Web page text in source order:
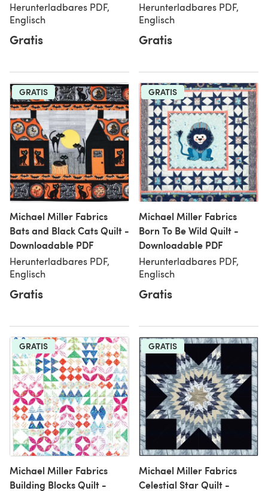
Herunterladbares PDF,
Englisch
Gratis
Herunterladbares PDF,
Englisch
Gratis
GRATIS
Michael Miller Fabrics
Bats and Black Cats Quilt -
Downloadable PDF
Herunterladbares PDF,
Englisch
Gratis
GRATIS
Michael Miller Fabrics
Born To Be Wild Quilt -
Downloadable PDF
Herunterladbares PDF,
Englisch
Gratis
GRATIS
Michael Miller Fabrics
Building Blocks Quilt -
GRATIS
Michael Miller Fabrics
Celestial Star Quilt -